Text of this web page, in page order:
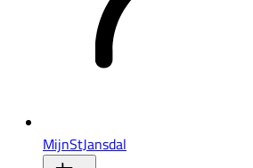
MijnStJansdal